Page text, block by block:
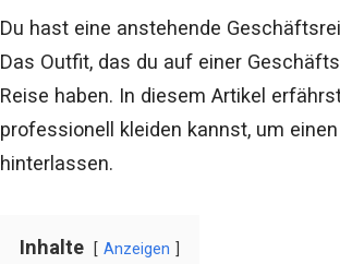
Du hast eine anstehende
Das Outfit, das du auf einer
Reise haben. In diesem Artikel
professionell kleiden kannst, um
hinterlassen.
Inhalte Anzeigen